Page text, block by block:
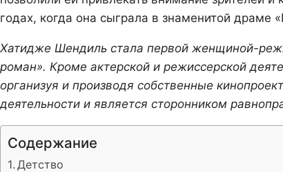
годах, когда она сыграла в знаменитой драме
Хатидже Шендиль стала первой женщиной-
роман». Кроме актерской и режиссерской
организуя и производя собственные
деятельности и является сторонником
Содержание
Детство